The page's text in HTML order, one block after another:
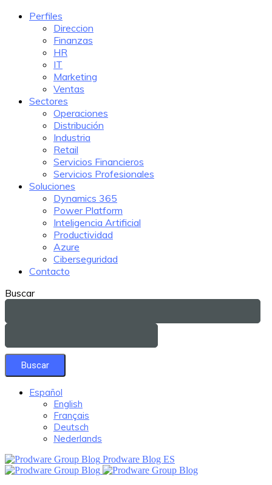
Perfiles
Direccion
Finanzas
HR
IT
Marketing
Ventas
Sectores
Operaciones
Distribución
Industria
Retail
Servicios Financieros
Servicios Profesionales
Soluciones
Dynamics 365
Power Platform
Inteligencia Artificial
Productividad
Azure
Ciberseguridad
Contacto
Buscar
Español
English
Français
Deutsch
Nederlands
Prodware Blog ES